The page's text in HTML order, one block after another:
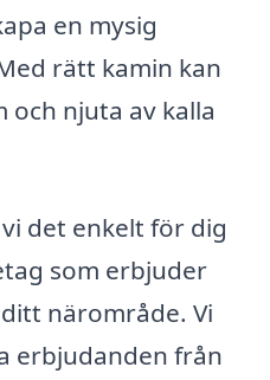
en mysig
rätt kamin kan
njuta av kalla
det enkelt för dig
som erbjuder
närområde. Vi
erbjudanden från